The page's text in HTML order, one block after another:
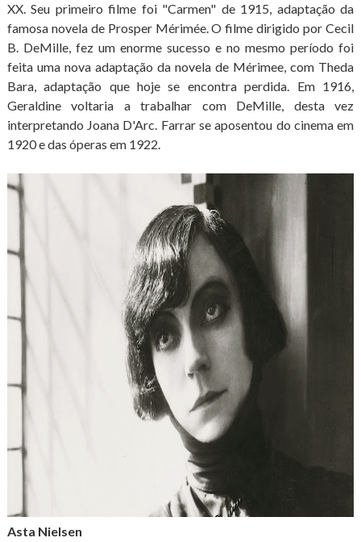
XX. Seu primeiro filme foi "Carmen" de 1915, adaptação da
famosa novela de Prosper Mérimée. O filme dirigido por Cecil
B. DeMille, fez um enorme sucesso e no mesmo período foi
feita uma nova adaptação da novela de Mérimee, com Theda
Bara, adaptação que hoje se encontra perdida. Em 1916,
Geraldine voltaria a trabalhar com DeMille, desta vez
interpretando Joana D'Arc. Farrar se aposentou do cinema em
1920 e das óperas em 1922.
Asta Nielsen